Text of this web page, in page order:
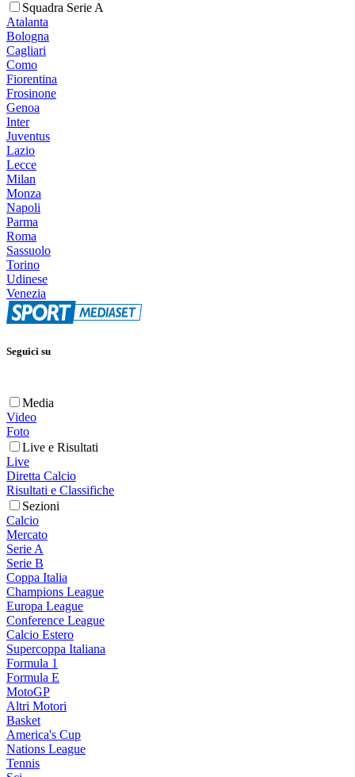
Squadra Serie A
Atalanta
Bologna
Cagliari
Como
Fiorentina
Frosinone
Genoa
Inter
Juventus
Lazio
Lecce
Milan
Monza
Napoli
Parma
Roma
Sassuolo
Torino
Udinese
Venezia
Seguici su
Media
Video
Foto
Live e Risultati
Live
Diretta Calcio
Risultati e Classifiche
Sezioni
Calcio
Mercato
Serie A
Serie B
Coppa Italia
Champions League
Europa League
Conference League
Calcio Estero
Supercoppa Italiana
Formula 1
Formula E
MotoGP
Altri Motori
Basket
America's Cup
Nations League
Tennis